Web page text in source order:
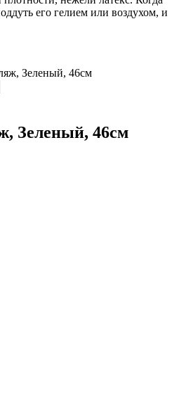
его гелием или воздухом, и
Зеленый, 46см
Зеленый, 46см